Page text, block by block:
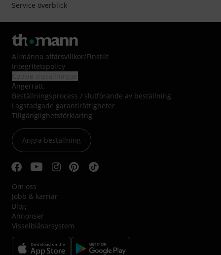
Service överblick
Allmänna affärsvillkor/Finstilt
Integritetspolicy
Ångerrätt
Beställningsprocess / slutförande av beställning
Lagstadgade garantirättigheter
Tillgänglighetsförklaring
Ångra beställning
Om oss
Jobb & karriär
Blog
Annonser
Visselblåsarsystem